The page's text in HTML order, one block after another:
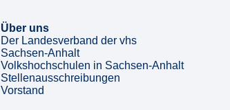
Über uns
Der Landesverband der vhs
Sachsen-Anhalt
Volkshochschulen in Sachsen-Anhalt
Stellenausschreibungen
Vorstand